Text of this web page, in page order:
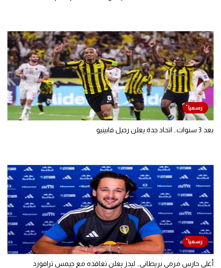
بعد 3 سنوات.. اتحاد جدة يعلن رحيل فابينيو
أغلى حارس مرمى بريطاني.. ليدز يعلن تعاقده مع جيمس ترافورد